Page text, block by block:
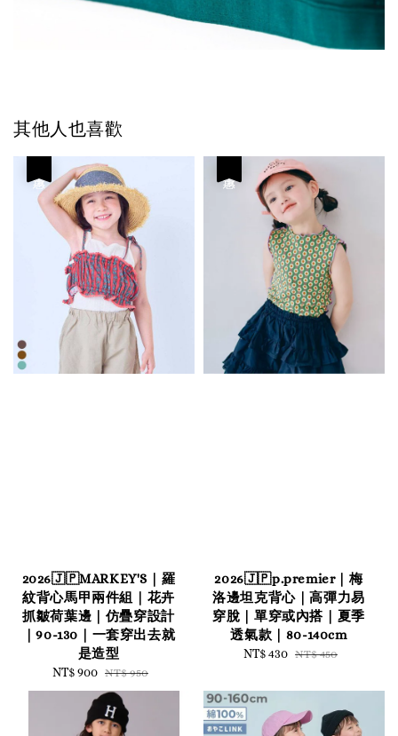
其他人也喜歡
2026🇯🇵MARKEY'S｜羅
紋背心馬甲兩件組｜花卉
抓皺荷葉邊｜仿疊穿設計
｜90-130｜一套穿出去就
是造型
Sale
price
NT$ 900 Regular
price
NT$ 950
2026🇯🇵p.premier｜梅
洛邊坦克背心｜高彈力易
穿脫｜單穿或內搭｜夏季
透氣款｜80-140cm
Sale
NT$ 430 Regular
NT$ 450